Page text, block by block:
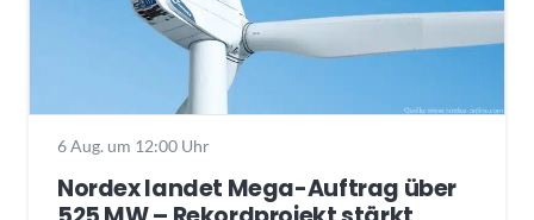
6 Aug. um 12:00 Uhr
Nordex landet Mega-Auftrag über